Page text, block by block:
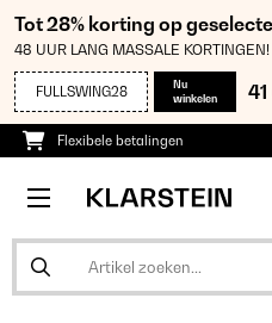
Tot 28% korting op
48 UUR LANG MASSALE KORTINGEN!
FULLSWING28
Nu
winkelen
41
Flexibele betalingen